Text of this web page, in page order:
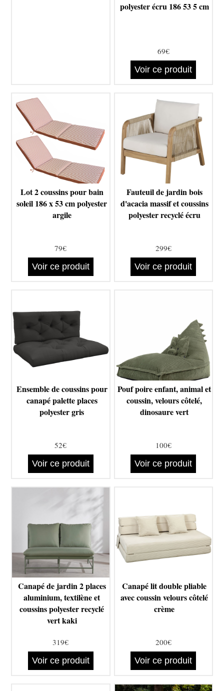
polyester écru 186 53 5 cm
69€
Voir ce produit
Lot 2 coussins pour bain
soleil 186 x 53 cm polyester
argile
79€
Voir ce produit
Fauteuil de jardin bois
d'acacia massif et coussins
polyester recyclé écru
299€
Voir ce produit
Ensemble de coussins pour
canapé palette places
polyester gris
52€
Voir ce produit
Pouf poire enfant, animal et
coussin, velours côtelé,
dinosaure vert
100€
Voir ce produit
Canapé de jardin 2 places
aluminium, textilène et
coussins polyester recyclé
vert kaki
319€
Voir ce produit
Canapé lit double pliable
avec coussin velours côtelé
crème
200€
Voir ce produit